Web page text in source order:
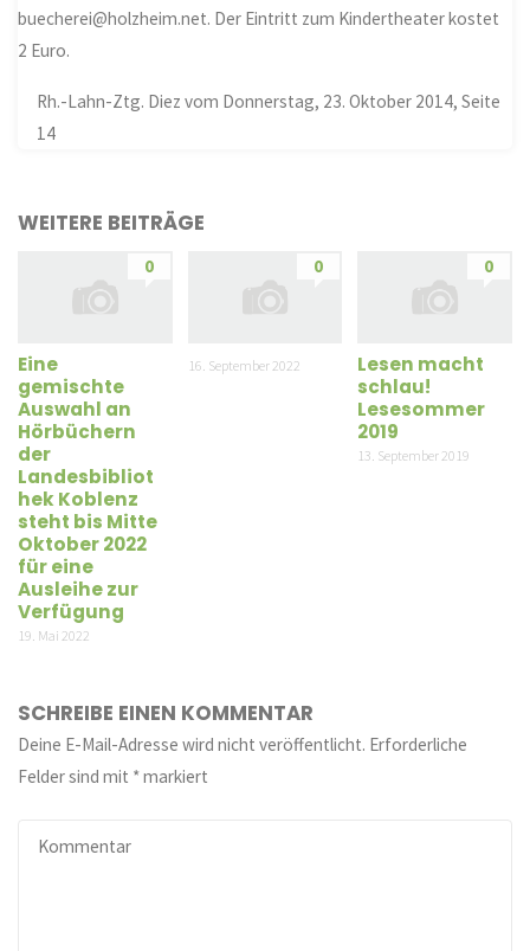
buecherei@holzheim.net. Der Eintritt zum Kindertheater kostet
2 Euro.
Rh.-Lahn-Ztg. Diez vom Donnerstag, 23. Oktober 2014, Seite
14
WEITERE BEITRÄGE
0
Eine
gemischte
Auswahl an
Hörbüchern
der
Landesbibliot
hek Koblenz
steht bis Mitte
Oktober 2022
für eine
Ausleihe zur
Verfügung
19. Mai 2022
0
16. September 2022
0
Lesen macht
schlau!
Lesesommer
2019
13. September 2019
SCHREIBE EINEN KOMMENTAR
Deine E-Mail-Adresse wird nicht veröffentlicht. Erforderliche
Felder sind mit *markiert